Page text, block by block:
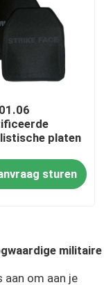
platen
sturen
militaire
aan om aan je